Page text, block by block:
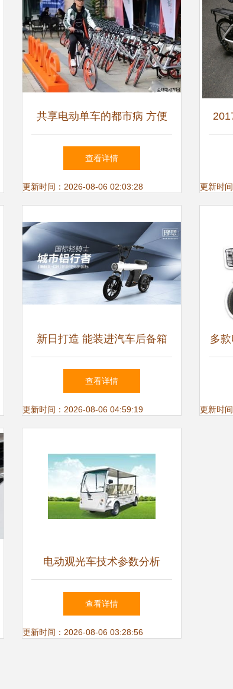
共享电动单车的都市病 方便
与尴尬并存
查看详情
更新时间：2026-08-06 02:03:28 更新时
新日打造 能装进汽车后备箱
的电动车惊艳上市
查看详情
更新时间：2026-08-06 04:59:19
多
不
更新时
电动观光车技术参数分析
查看详情
更新时间：2026-08-06 03:28:56